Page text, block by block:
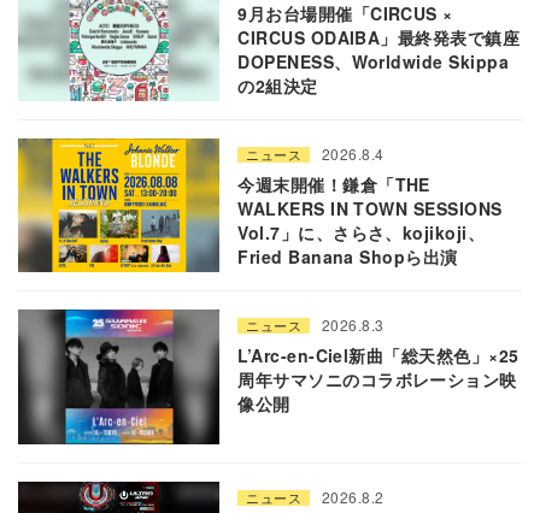
9月お台場開催「CIRCUS ×
CIRCUS ODAIBA」最終発表で鎮座
DOPENESS、Worldwide Skippa
の2組決定
ニュース 2026.8.4
今週末開催！鎌倉「THE
WALKERS IN TOWN SESSIONS
Vol.7」に、さらさ、kojikoji、
Fried Banana Shopら出演
ニュース 2026.8.3
L’Arc-en-Ciel新曲「総天然色」×25
周年サマソニのコラボレーション映
像公開
ニュース 2026.8.2